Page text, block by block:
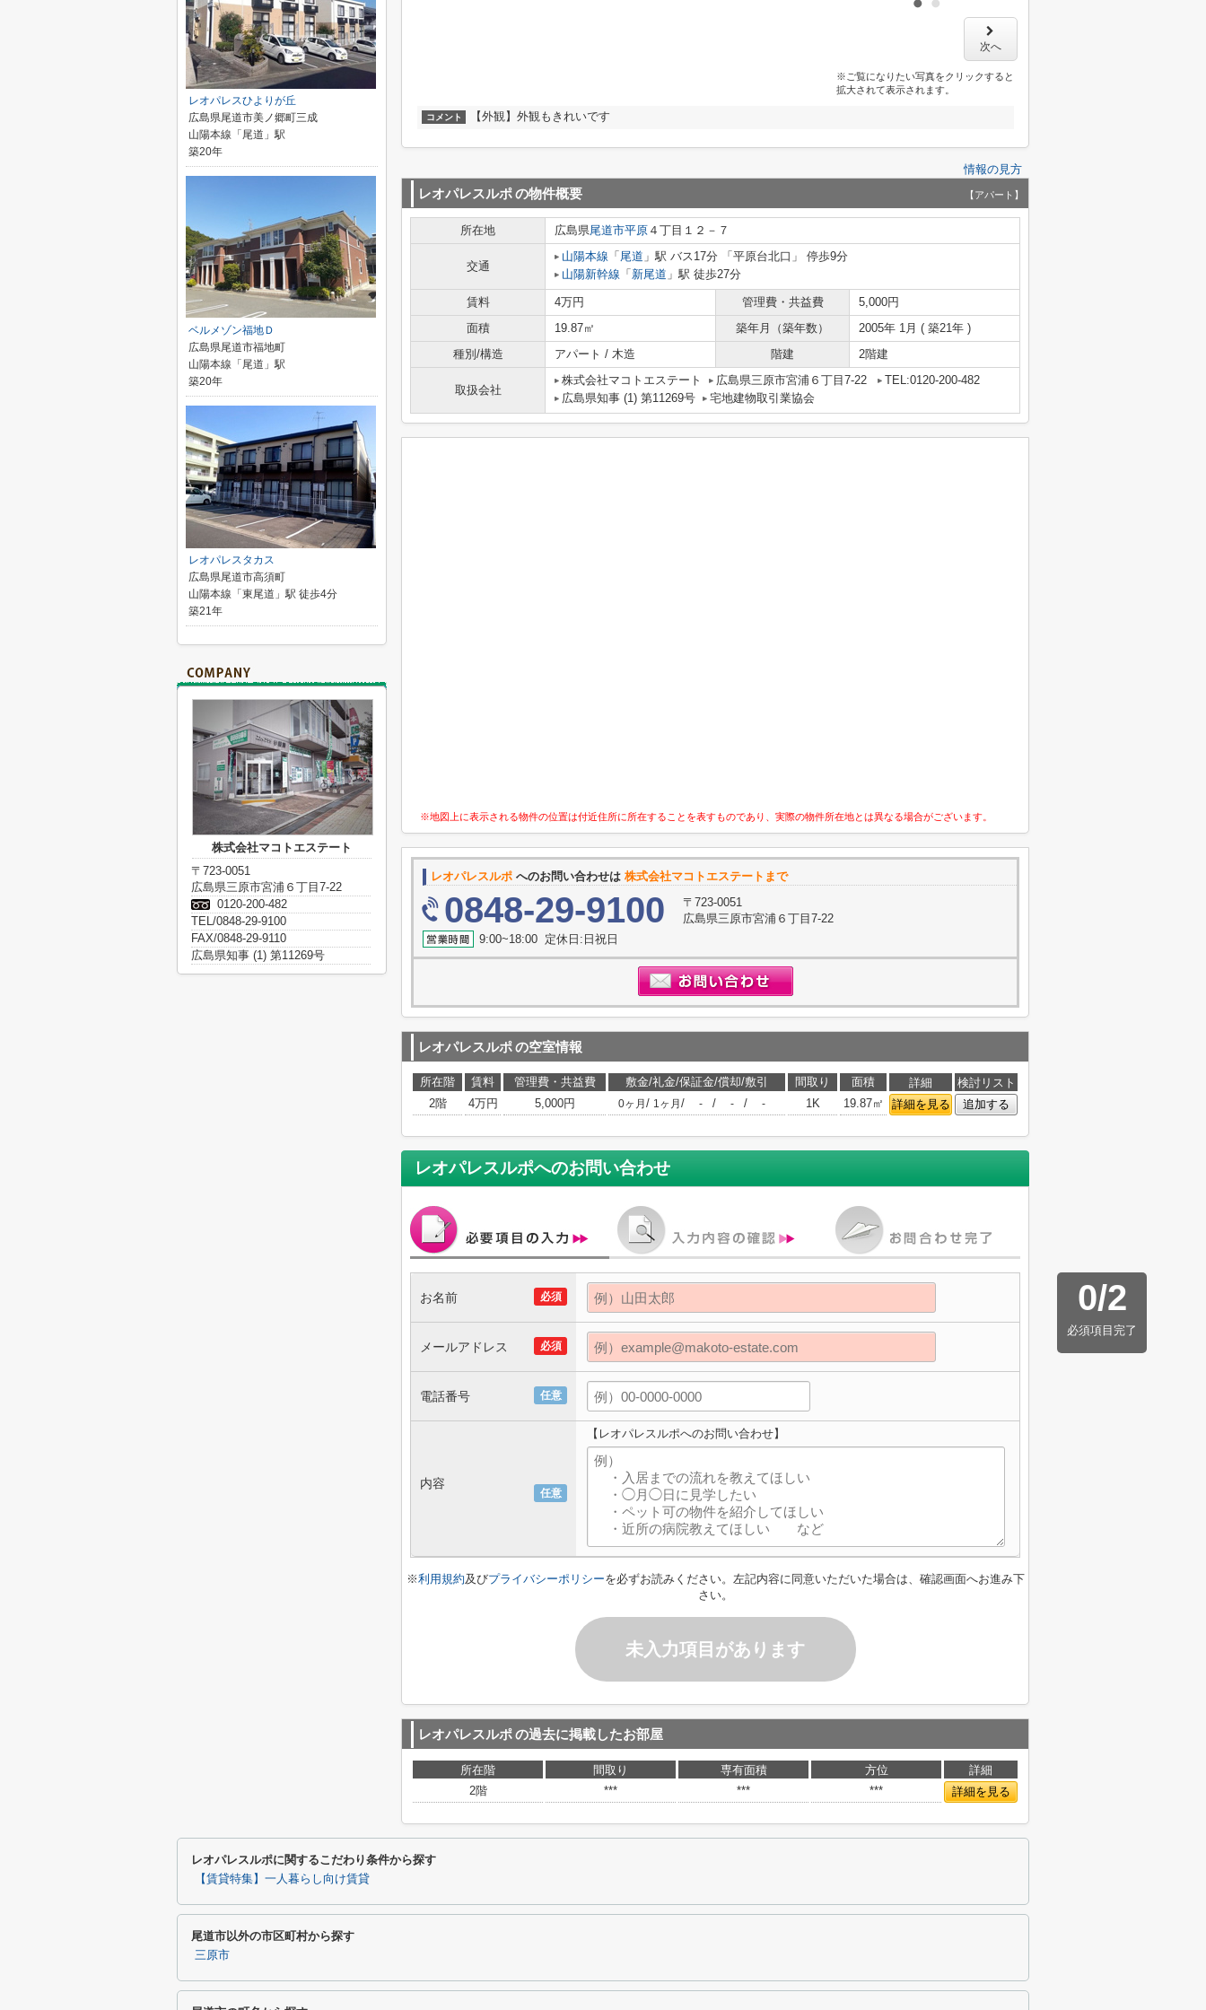
次へ
※ご覧になりたい写真をクリックすると
拡大されて表示されます。
コメント 【外観】外観もきれいです
情報の見方
レオパレスルポの物件概要 【アパート】
所在地 広島県尾道市平原 ４丁目１２－７
交通
山陽本線 「 尾道 」駅 バス17分 「平原台北口」 停歩9分
山陽新幹線 「 新尾道 」駅 徒歩27分
賃料 4万円 管理費・共益費
5,000円
面積
19.87㎡ 築年月（築年数）
2005年 1月 ( 築21年 )
種別/構造
アパート / 木造 階建 2階建
取扱会社
株式会社マコトエステート 広島県三原市宮浦６丁目7-22
TEL:0120-200-482
広島県知事 (1) 第11269号
宅地建物取引業協会
※地図上に表示される物件の位置は付近住所に所在することを表すものであり、実際の物件所在地とは異なる場合がございます。
レオパレスルポ へのお問い合わせは 株式会社マコトエステートまで
0848-29-9100
〒723-0051
広島県三原市宮浦６丁目7-22
9:00~18:00 定休日:日祝日
レオパレスルポの空室情報
所在階 賃料 管理費・共益費 敷金/礼金/保証金/償却/敷引 間取り 面積 詳細
検討リスト
2階
4万円 5,000円 0ヶ月 / 1ヶ月 / - / - / - 1K 19.87㎡ 詳細を見る 追加する
レオパレスルポへのお問い合わせ
0/2
必須項目完了
必須
お名前
必須
メールアドレス
任意
電話番号
任意
内容
【レオパレスルポへのお問い合わせ】
※利用規約及びプライバシーポリシーを必ずお読みください。左記内容に同意いただいた場合は、確認画面へお進み下
さい。
未入力項目があります
レオパレスルポの過去に掲載したお部屋
所在階 間取り 専有面積 方位
詳細
2階
*** *** *** 詳細を見る
レオパレスひよりが丘
広島県尾道市美ノ郷町三成
山陽本線「尾道」駅
築20年
ベルメゾン福地Ｄ
広島県尾道市福地町
山陽本線「尾道」駅
築20年
レオパレスタカス
広島県尾道市高須町
山陽本線「東尾道」駅 徒歩4分
築21年
株式会社マコトエステート
〒723-0051
広島県三原市宮浦６丁目7-22
0120-200-482
TEL/0848-29-9100
FAX/0848-29-9110
広島県知事 (1) 第11269号
レオパレスルポに関するこだわり条件から探す
【賃貸特集】一人暮らし向け賃貸
尾道市以外の市区町村から探す
三原市